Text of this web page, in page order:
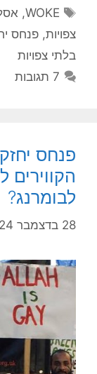
תגיות
WOKE
,
צפויות, פנחס
בלתי צפויות
7 תגובות
פנחס
הקווירים
לבומרנג?
28 בדצמבר 2024